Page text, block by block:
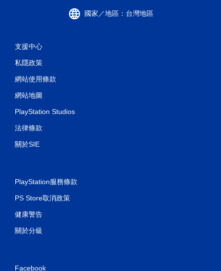
國家／地區：台灣地區
支援中心
私隱政策
網站使用條款
網站地圖
PlayStation Studios
法律條款
關於SIE
PlayStation服務條款
PS Store取消政策
健康警告
關於分級
Facebook